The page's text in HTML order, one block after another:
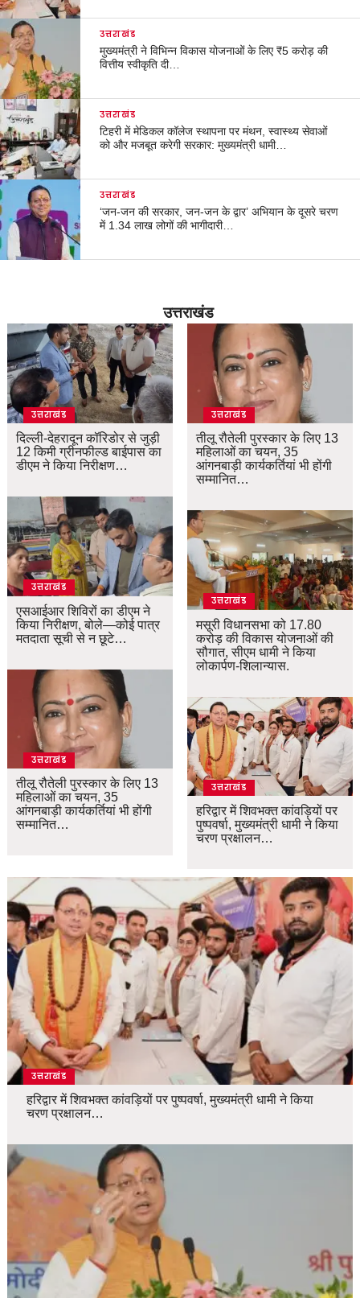
उत्तराखंड
मुख्यमंत्री ने विभिन्न विकास योजनाओं के लिए ₹5 करोड़ की
वित्तीय स्वीकृति दी…
उत्तराखंड
टिहरी में मेडिकल कॉलेज स्थापना पर मंथन, स्वास्थ्य सेवाओं
को और मजबूत करेगी सरकार: मुख्यमंत्री धामी…
उत्तराखंड
‘जन-जन की सरकार, जन-जन के द्वार’ अभियान के दूसरे चरण
में 1.34 लाख लोगों की भागीदारी…
उत्तराखंड
उत्तराखंड
दिल्ली-देहरादून कॉरिडोर से जुड़ी
12 किमी ग्रीनफील्ड बाईपास का
डीएम ने किया निरीक्षण…
उत्तराखंड
एसआईआर शिविरों का डीएम ने
किया निरीक्षण, बोले—कोई पात्र
मतदाता सूची से न छूटे…
उत्तराखंड
तीलू रौतेली पुरस्कार के लिए 13
महिलाओं का चयन, 35
आंगनबाड़ी कार्यकर्तियां भी होंगी
सम्मानित…
उत्तराखंड
तीलू रौतेली पुरस्कार के लिए 13
महिलाओं का चयन, 35
आंगनबाड़ी कार्यकर्तियां भी होंगी
सम्मानित…
उत्तराखंड
मसूरी विधानसभा को 17.80
करोड़ की विकास योजनाओं की
सौगात, सीएम धामी ने किया
लोकार्पण-शिलान्यास.
उत्तराखंड
हरिद्वार में शिवभक्त कांवड़ियों पर
पुष्पवर्षा, मुख्यमंत्री धामी ने किया
चरण प्रक्षालन…
उत्तराखंड
हरिद्वार में शिवभक्त कांवड़ियों पर पुष्पवर्षा, मुख्यमंत्री धामी ने किया
चरण प्रक्षालन…